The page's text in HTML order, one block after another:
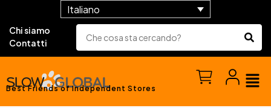
Italiano
Chi siamo
Contatti
Best Friends of Independent Stores